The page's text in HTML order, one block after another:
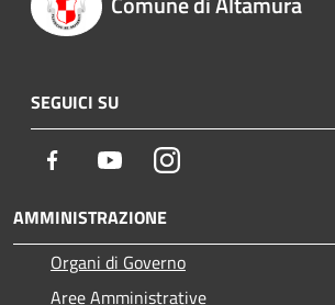
SEGUICI SU
Facebook YoutubeInstagram
AMMINISTRAZIONE
Organi di Governo
Aree Amministrative